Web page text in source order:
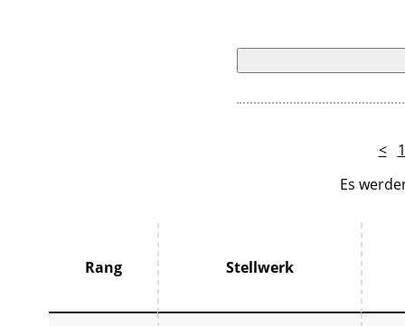
< 1
Es
Rang Stellwerk